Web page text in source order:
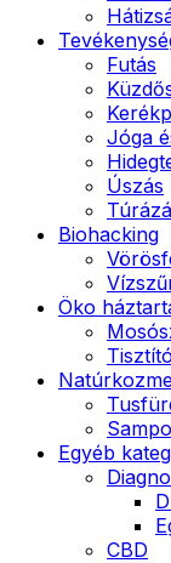
Futás
Jóga
Úszás
Biohacking
Öko
Egyéb
CBD